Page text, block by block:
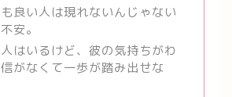
良い人は現れないんじゃない
安。
はいるけど、彼の気持ちがわ
がなくて一歩が踏み出せな